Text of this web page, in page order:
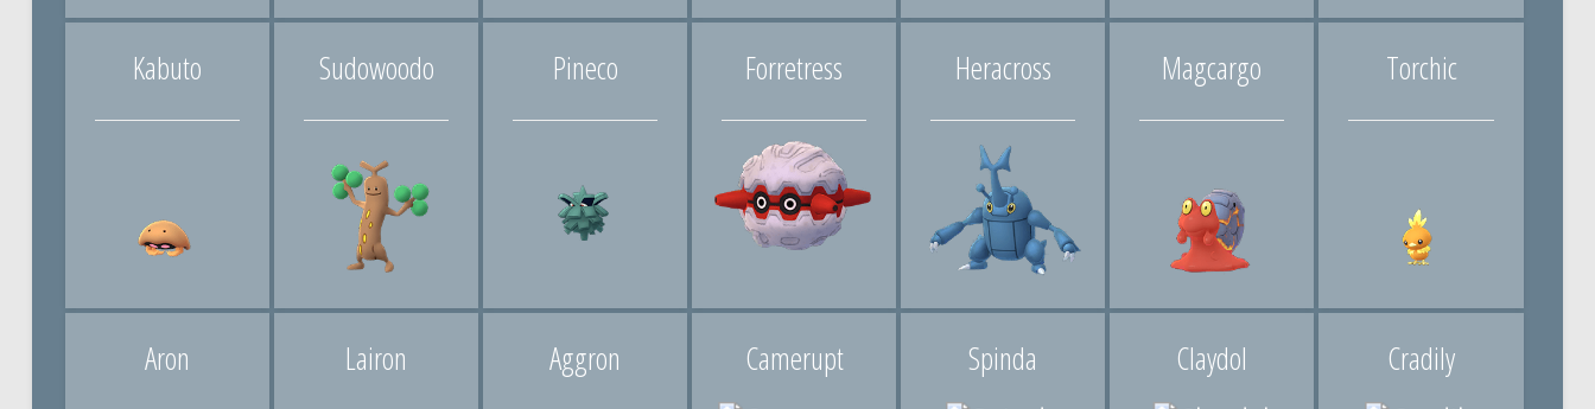
Kabuto Sudowoodo Pineco Forretress Heracross Magcargo Torchic
Aron Lairon Aggron Camerupt Spinda Claydol Cradily